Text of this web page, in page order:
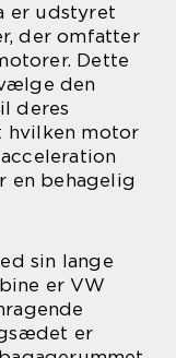
er udstyret
der omfatter
Dette
den
deres
hvilken motor
en behagelig
sin lange
er VW
er